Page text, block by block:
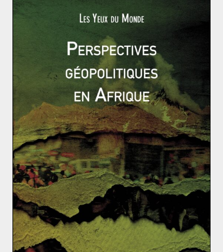
Depuis le 1er février dernier, l’Iran est à nouveau sous le
feu des projecteurs suite à ses tirs d’essais de